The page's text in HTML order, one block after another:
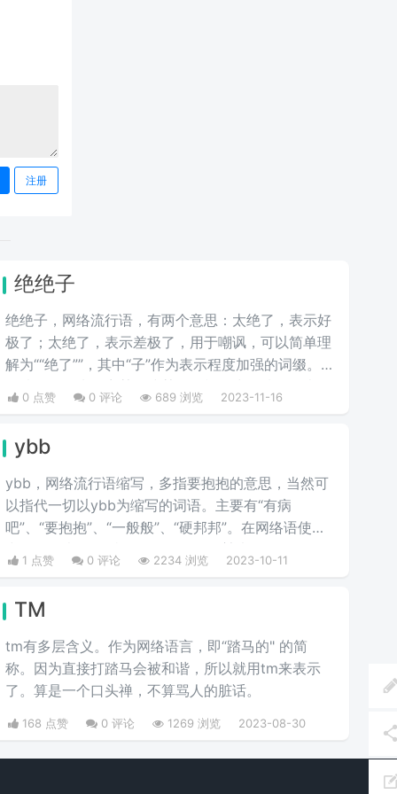
注册
绝绝子
绝绝子，网络流行语，有两个意思：太绝了，表示好
极了；太绝了，表示差极了，用于嘲讽，可以简单理
解为““绝了””，其中“子”作为表示程度加强的词缀。多
反讽。当你不知道怎么夸一个人时，绝绝子；当你不
0 点赞 0 评论 689 浏览 2023-11-16
ybb
ybb，网络流行语缩写，多指要抱抱的意思，当然可
以指代一切以ybb为缩写的词语。主要有“有病
吧”、“要抱抱”、“一般般”、“硬邦邦”。在网络语使用
经典名言。
1 点赞 0 评论 2234 浏览 2023-10-11
TM
tm有多层含义。作为网络语言，即“踏马的" 的简
称。因为直接打踏马会被和谐，所以就用tm来表示
了。算是一个口头禅，不算骂人的脏话。
168 点赞 0 评论 1269 浏览 2023-08-30